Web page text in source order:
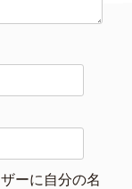
ーに自分の名